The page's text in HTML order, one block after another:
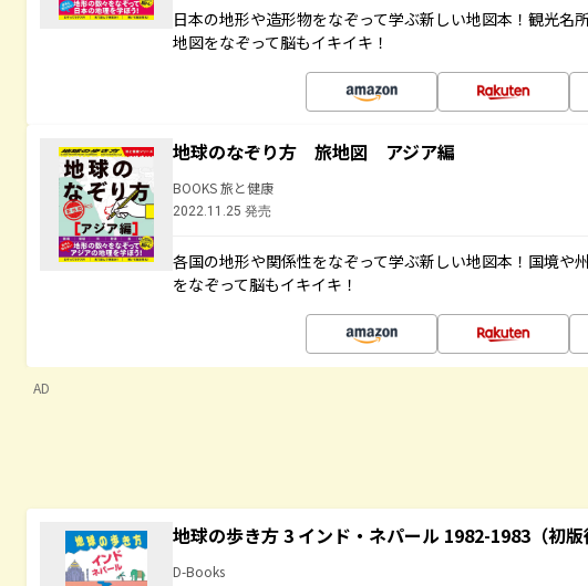
日本の地形や造形物をなぞって学ぶ新しい地図本！観光名
地図をなぞって脳もイキイキ！
地球のなぞり方 旅地図 アジア編
BOOKS 旅と健康
2022.11.25 発売
各国の地形や関係性をなぞって学ぶ新しい地図本！国境や
をなぞって脳もイキイキ！
AD
地球の歩き方 3 インド・ネパール 1982-1983（初版
D-Books